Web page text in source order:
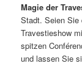
Magie der
Stadt. Seien Sie
Travestieshow
spitzen
und lassen Sie